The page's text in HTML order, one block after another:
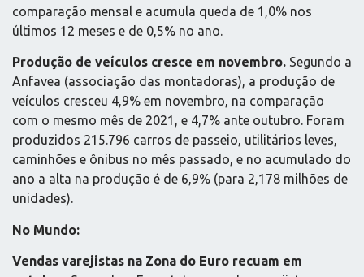
comparação mensal e acumula queda de 1,0% nos
últimos 12 meses e de 0,5% no ano.
Produção de veículos cresce em novembro. Segundo a
Anfavea (associação das montadoras), a produção de
veículos cresceu 4,9% em novembro, na comparação
com o mesmo mês de 2021, e 4,7% ante outubro. Foram
produzidos 215.796 carros de passeio, utilitários leves,
caminhões e ônibus no mês passado, e no acumulado do
ano a alta na produção é de 6,9% (para 2,178 milhões de
unidades).
No Mundo:
Vendas varejistas na Zona do Euro recuam em